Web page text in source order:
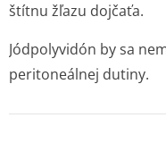
štítnu žľazu dojčaťa.
Jódpolyvidón by sa
peritoneálnej dutiny.